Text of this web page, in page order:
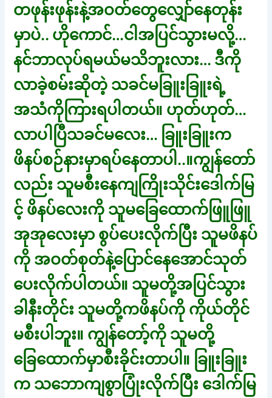
တဖုန်းဖုန်းနဲ့အဝတ်တွေလျှော်နေတုန်း
မှာပဲ.. ဟိုကောင်…ငါအပြင်သွားမလို့…
နင်ဘာလုပ်ရမယ်မသိဘူးလား… ဒီကို
လာခဲ့စမ်းဆိုတဲ့ သခင်မခြူးခြူးရဲ့
အသံကိုကြားရပါတယ်။ ဟုတ်ဟုတ်…
လာပါပြီသခင်မလေး… ခြူးခြူးက
ဖိနပ်စဉ်နားမှာရပ်နေတာပါ..။ကျွန်တော်
လည်း သူမစီးနေကျကြိုးသိုင်းဒေါက်မြ
င့် ဖိနပ်လေးကို သူမခြေထောက်ဖြူဖြူ
အုအုလေးမှာ စွပ်ပေးလိုက်ပြီး သူမဖိနပ်
ကို အဝတ်စုတ်နဲ့ပြောင်နေအောင်သုတ်
ပေးလိုက်ပါတယ်။ သူမတို့အပြင်သွား
ခါနီးတိုင်း သူမတို့ကဖိနပ်ကို ကိုယ်တိုင်
မစီးပါဘူး။ ကျွန်တော့်ကို သူမတို့
ခြေထောက်မှာစီးခိုင်းတာပါ။ ခြူးခြူး
က သဘောကျစွာပြုံးလိုက်ပြီး ဒေါက်မြ